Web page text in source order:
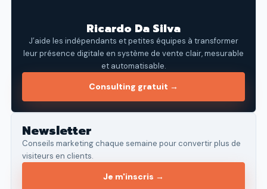
Ricardo Da Silva
J’aide les indépendants et petites équipes à transformer
leur présence digitale en système de vente clair, mesurable
et automatisable.
Consulting gratuit →
Newsletter
Conseils marketing chaque semaine pour convertir plus de
visiteurs en clients.
Je m'inscris →